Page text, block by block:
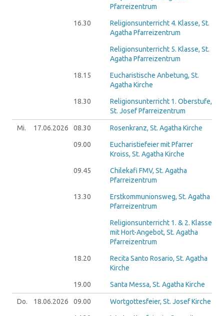
Pfarreizentrum
16.30
Religionsunterricht 4. Klasse, St.
Agatha Pfarreizentrum
Religionsunterricht 5. Klasse, St.
Agatha Pfarreizentrum
18.15
Eucharistische Anbetung, St.
Agatha Kirche
18.30
Religionsunterricht 1. Oberstufe,
St. Josef Pfarreizentrum
Mi. 17.06.2026 08.30 Rosenkranz, St. Agatha Kirche
09.00
Eucharistiefeier mit Pfarrer
Kroiss, St. Agatha Kirche
09.45
Chilekafi FMV, St. Agatha
Pfarreizentrum
13.30
Erstkommunionsweg, St. Agatha
Pfarreizentrum
Religionsunterricht 1. & 2. Klasse
mit Hort-Angebot, St. Agatha
Pfarreizentrum
18.20
Recita Santo Rosario, St. Agatha
Kirche
19.00 Santa Messa, St. Agatha Kirche
Do. 18.06.2026 09.00 Wortgottesfeier, St. Josef Kirche